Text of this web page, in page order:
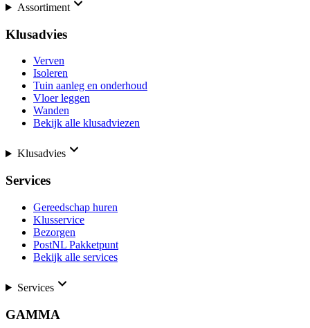
Assortiment
Klusadvies
Verven
Isoleren
Tuin aanleg en onderhoud
Vloer leggen
Wanden
Bekijk alle klusadviezen
Klusadvies
Services
Gereedschap huren
Klusservice
Bezorgen
PostNL Pakketpunt
Bekijk alle services
Services
GAMMA